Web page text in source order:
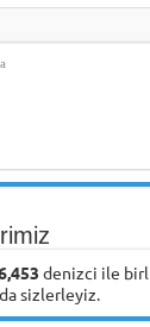
denizci ile
sizlerleyiz.